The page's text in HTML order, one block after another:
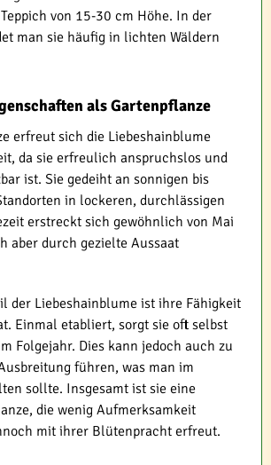
von 15-30 cm Höhe. In der
man sie häufig in lichten Wäldern
als Gartenpflanze
erfreut sich die Liebeshainblume
da sie erfreulich anspruchslos und
ist. Sie gedeiht an sonnigen bis
in lockeren, durchlässigen
erstreckt sich gewöhnlich von Mai
aber durch gezielte Aussaat
der Liebeshainblume ist ihre Fähigkeit
Einmal etabliert, sorgt sie oft selbst
Folgejahr. Dies kann jedoch auch zu
führen, was man im
sollte. Insgesamt ist sie eine
die wenig Aufmerksamkeit
mit ihrer Blütenpracht erfreut.